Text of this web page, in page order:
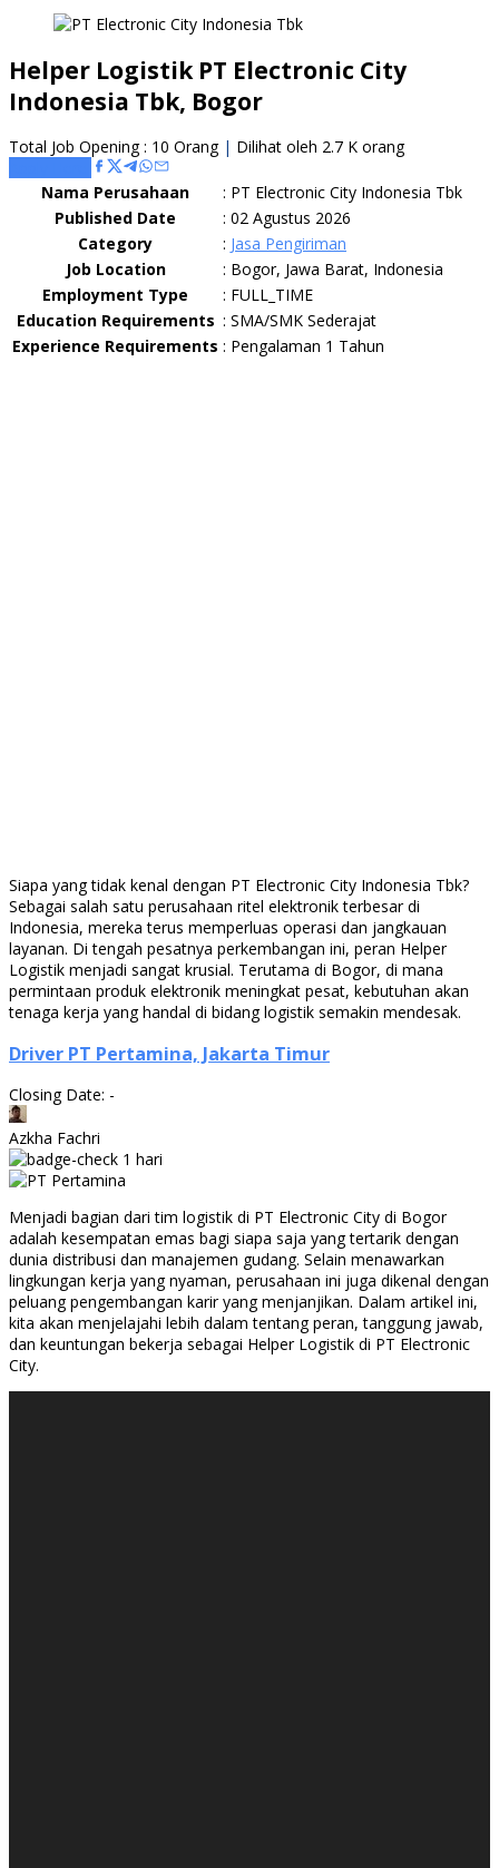
Helper Logistik PT Electronic City
Indonesia Tbk, Bogor
Total Job Opening : 10 Orang | Dilihat oleh 2.7 K orang
Nama Perusahaan
: PT Electronic City Indonesia Tbk
Published Date
: 02 Agustus 2026
Category
: Jasa Pengiriman
Job Location
: Bogor, Jawa Barat, Indonesia
Employment Type
: FULL_TIME
Education Requirements : SMA/SMK Sederajat
Experience Requirements : Pengalaman 1 Tahun
Siapa yang tidak kenal dengan PT Electronic City Indonesia Tbk?
Sebagai salah satu perusahaan ritel elektronik terbesar di
Indonesia, mereka terus memperluas operasi dan jangkauan
layanan. Di tengah pesatnya perkembangan ini, peran Helper
Logistik menjadi sangat krusial. Terutama di Bogor, di mana
permintaan produk elektronik meningkat pesat, kebutuhan akan
tenaga kerja yang handal di bidang logistik semakin mendesak.
Driver PT Pertamina, Jakarta Timur
Closing Date: -
Azkha Fachri
1 hari
Menjadi bagian dari tim logistik di PT Electronic City di Bogor
adalah kesempatan emas bagi siapa saja yang tertarik dengan
dunia distribusi dan manajemen gudang. Selain menawarkan
lingkungan kerja yang nyaman, perusahaan ini juga dikenal dengan
peluang pengembangan karir yang menjanjikan. Dalam artikel ini,
kita akan menjelajahi lebih dalam tentang peran, tanggung jawab,
dan keuntungan bekerja sebagai Helper Logistik di PT Electronic
City.